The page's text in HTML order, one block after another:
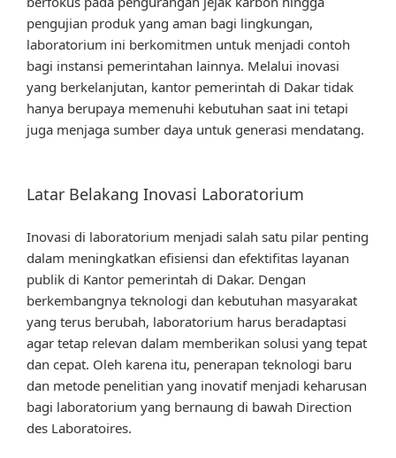
pengujian produk yang aman bagi lingkungan,
laboratorium ini berkomitmen untuk menjadi contoh
bagi instansi pemerintahan lainnya. Melalui inovasi
yang berkelanjutan, kantor pemerintah di Dakar tidak
hanya berupaya memenuhi kebutuhan saat ini tetapi
juga menjaga sumber daya untuk generasi mendatang.
Latar Belakang Inovasi Laboratorium
Inovasi di laboratorium menjadi salah satu pilar penting
dalam meningkatkan efisiensi dan efektifitas layanan
publik di Kantor pemerintah di Dakar. Dengan
berkembangnya teknologi dan kebutuhan masyarakat
yang terus berubah, laboratorium harus beradaptasi
agar tetap relevan dalam memberikan solusi yang tepat
dan cepat. Oleh karena itu, penerapan teknologi baru
dan metode penelitian yang inovatif menjadi keharusan
bagi laboratorium yang bernaung di bawah Direction
des Laboratoires.